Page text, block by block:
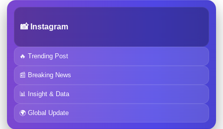
📸 Instagram
🔥 Trending Post
📰 Breaking News
📊 Insight & Data
🌍 Global Update